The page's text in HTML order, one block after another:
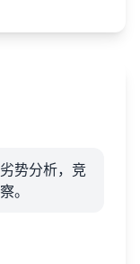
势分析，竞
。